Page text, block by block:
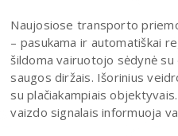
Naujosiose transporto
– pasukama ir automatiškai
šildoma vairuotojo sėdynė
saugos diržais. Išorinius
su plačiakampiais
vaizdo signalais informuoja